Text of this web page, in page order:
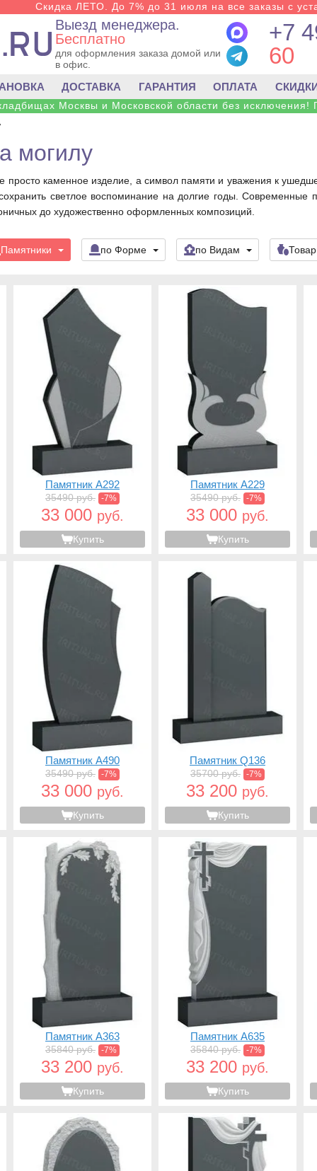
Скидка ЛЕТО. До 7% до 31 июля на все заказы с
Выезд менеджера.
Бесплатно
для оформления заказа домой или
в офис.
+7
60
ДОСТАВКА ГАРАНТИЯ ОПЛАТА
Москвы и Московской области без исключения!
могилу
каменное изделие, а символ памяти и уважения к
сохранить светлое воспоминание на долгие годы.
до художественно оформленных композиций.
Памятники по Форме по Видам
Памятник A292
35490 руб. -7%
33 000 руб.
Купить
Памятник A229
35490 руб. -7%
33 000 руб.
Купить
Памятник A490
35490 руб. -7%
33 000 руб.
Купить
Памятник Q136
35700 руб. -7%
33 200 руб.
Купить
Памятник A363
35840 руб. -7%
33 200 руб.
Купить
Памятник A635
35840 руб. -7%
33 200 руб.
Купить